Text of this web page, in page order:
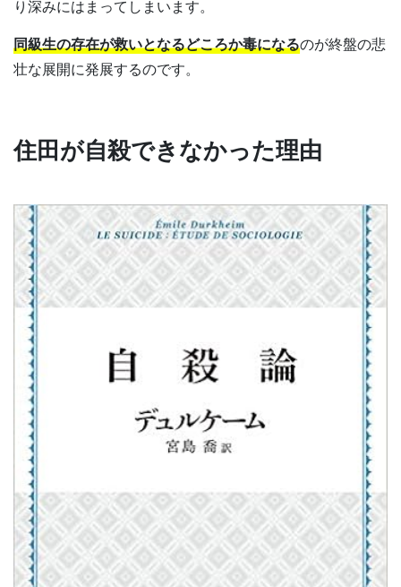
り深みにはまってしまいます。
同級生の存在が救いとなるどころか毒になるのが終盤の悲
壮な展開に発展するのです。
住田が自殺できなかった理由